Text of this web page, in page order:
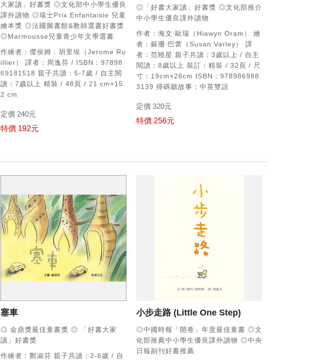
大家讀」好書獎 ◎文化部中小學生優良
課外讀物 ◎瑞士Prix Enfantaisie 兒童
繪本獎 ◎法國圖書館&教師選書好書獎
◎Marmousse兒童青少年文學選書
作繪者：傑侯姆．胡里埃（Jerome Ru
illier）
譯者：周逸芬 / ISBN：97898
69181518 親子共讀：5-7歲 / 自主閱
讀：7歲以上 精裝 / 48頁 / 21 cm×15.
2 cm
定價 240元
特價 192元
◎「好書大家讀」好書獎 ◎文化部推介
中小學生優良課外讀物
作者：海文‧歐瑞（Hiawyn Oram）
繪
者：蘇珊‧巴蕾（Susan Varley）
譯
者：范曉星 親子共讀：3歲以上 / 自主
閱讀：8歲以上 裝訂：精裝 / 32頁 / 尺
寸：19cm×26cm ISBN：978986988
3139 掃碼聽故事：中英雙語
定價 320元
特價 256元
塞車
◎ 金鼎獎最佳童書獎 ◎ 「好書大家
讀」好書獎
作繪者：鄭淑芬 親子共讀：2-6歲 / 自
小步走路(Little One Step)
◎中國時報「開卷」年度最佳童書 ◎文
化部推薦中小學生優良課外讀物 ◎中央
日報副刊好書推薦